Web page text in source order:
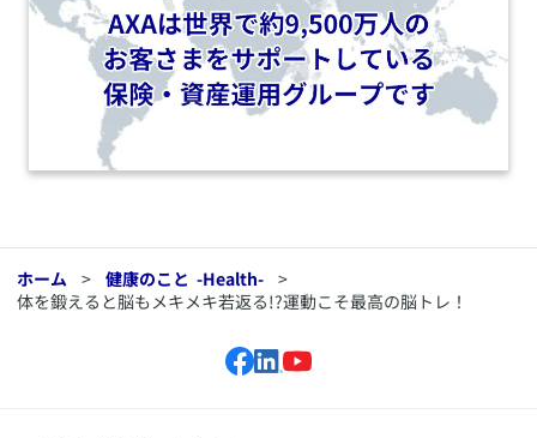
ホーム > 健康のこと -Health- >
体を鍛えると脳もメキメキ若返る!?運動こそ最高の脳トレ！